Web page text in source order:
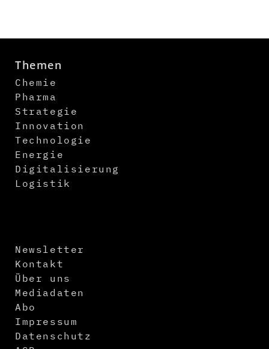
Themen
Chemie
Pharma
Strategie
Innovation
Technologie
Energie
Digitalisierung
Logistik
Newsletter
Kontakt
Über uns
Mediadaten
Abo
Impressum
Datenschutz